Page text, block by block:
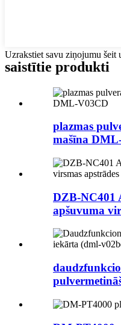
Uzrakstiet savu ziņojumu šeit
saistītie produkti
plazmas
mašīna
DZB-NC401
apšuvuma